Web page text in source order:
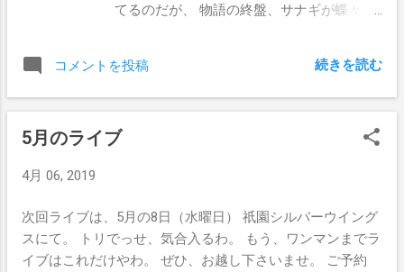
てるのだが、 物語の終盤、サナギが蝶々に
見ていない時でも、必ずその場面になると
拍手をする。 音楽で判断してるのかと思っ
が明らかになった。 なんと、セリフを聞き
ンマンショーをしてるのだが、 今日は、も
はやワシも暗記してしまった caterpillarのセ
コメントを投稿 続きを読む
5月のライブ
4月 06, 2019
次回ライブは、5月の8日（水曜日） 祇園シルバーウイング
スにて。 トリでっせ、気合入るわ。 もう、ワンマンまでラ
イブはこれだけやわ。 ぜひ、お越し下さいませ。 ご予約